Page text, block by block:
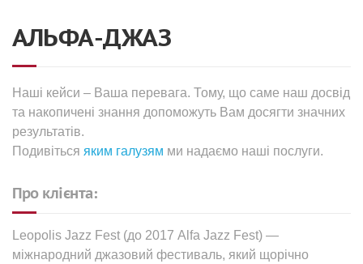
АЛЬФА-ДЖАЗ
Наші кейси – Ваша перевага. Тому, що саме наш досвід
та накопичені знання допоможуть Вам досягти значних
результатів.
Подивіться яким галузям ми надаємо наші послуги.
Про клієнта:
Leopolis Jazz Fest (до 2017 Alfa Jazz Fest) —
міжнародний джазовий фестиваль, який щорічно